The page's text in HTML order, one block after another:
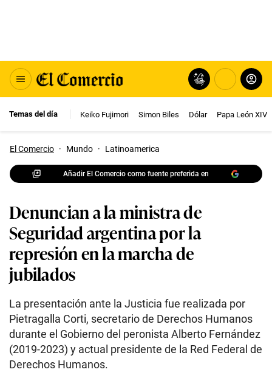
Temas del día Keiko Fujimori Simon Biles Dólar Papa León XIV
El Comercio · Mundo · Latinoamerica
Añadir El Comercio como fuente preferida en
Denuncian a la ministra de
Seguridad argentina por la
represión en la marcha de
jubilados
La presentación ante la Justicia fue realizada por
Pietragalla Corti, secretario de Derechos Humanos
durante el Gobierno del peronista Alberto Fernández
(2019-2023) y actual presidente de la Red Federal de
Derechos Humanos.